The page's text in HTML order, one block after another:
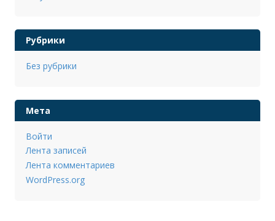
Рубрики
Без рубрики
Мета
Войти
Лента записей
Лента комментариев
WordPress.org